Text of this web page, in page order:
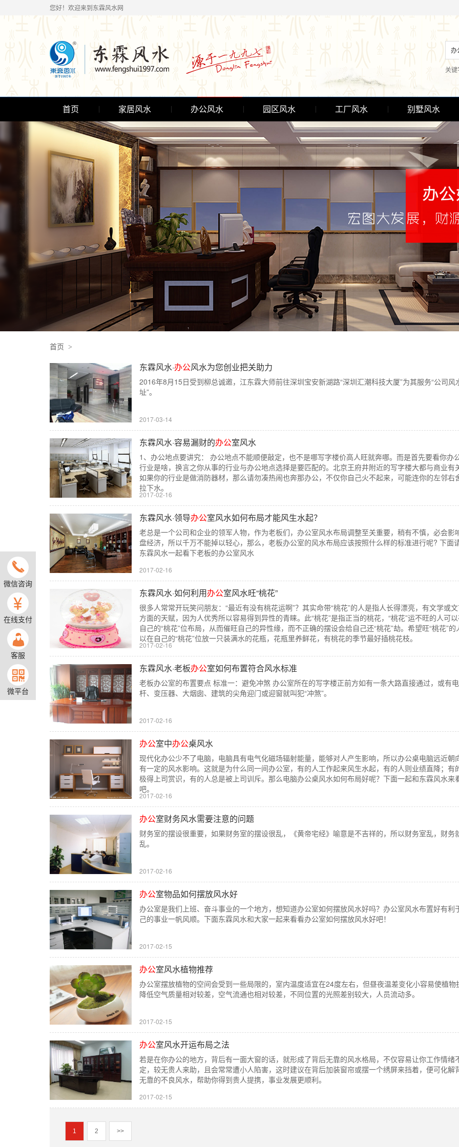
您好！欢迎来到东霖风水网
关键
首页 家居风水 办公风水 园区风水 工厂风水 别墅风水
首页
东霖风水·办公风水为您创业把关助力
2016年8月15日受到柳总诚邀，江东霖大师前往深圳宝安新湖路“深圳汇潮科技大厦”为其服务“公司风
址”。
2017-03-14
东霖风水·容易漏财的办公室风水
1、办公地点要讲究： 办公地点不能顺便敲定，也不是哪写字楼价高人旺就奔哪。而是首先要看你办
行业是啥，换言之你从事的行业与办公地点选择是要匹配的。北京王府井附近的写字楼大都与商业有
如果你的行业是做消防器材，那么请勿凑热闹也奔那办公，不仅你自己火不起来，可能连你的左邻右
拉下水。
2017-02-16
东霖风水·领导办公室风水如何布局才能风生水起？
老总是一个公司和企业的领军人物，作为老板们，办公室风水布局调整至关重要，稍有不慎，必会影
盘经济，所以千万不能掉以轻心，那么，老板办公室的风水布局应该按照什么样的标准进行呢? 下面
东霖风水一起看下老板的办公室风水
2017-02-16
东霖风水·如何利用办公室风水旺“桃花”
很多人常常开玩笑问朋友：“最近有没有桃花运啊”？其实命带“桃花”的人是指人长得漂亮，有文学或
方面的天赋，因为人优秀所以容易得到异性的青睐。此“桃花”是指正当的桃花，“桃花”运不旺的人可
自己的“桃花”位布局，从而催旺自己的异性缘，而不正确的摆设会给自己还“桃花”劫。希望旺“桃花”的
以在自己的“桃花”位放一只装满水的花瓶，花瓶里养鲜花，有桃花的季节最好插桃花枝。
2017-02-16
东霖风水·老板办公室如何布置符合风水标准
老板办公室的布置要点 标准一：避免冲煞 办公室所在的写字楼正前方如有一条大路直接通过，或有电
杆、变压器、大烟囱、建筑的尖角迎门或迎窗就叫犯“冲煞”。
2017-02-16
办公室中办公桌风水
现代化办公少不了电脑，电脑具有电气化磁场辐射能量，能够对人产生影响，所以办公桌电脑远近朝
有一定的风水影响。这就是为什么同一间办公室，有的人工作起来风生水起，有的人则业绩直降；有
极得上司赏识，有的人总是被上司训斥。那么电脑办公桌风水如何布局好呢？下面一起和东霖风水来
吧。
2017-02-16
办公室财务风水需要注意的问题
财务室的摆设很重要，如果财务室的摆设很乱，《黄帝宅经》喻意是不吉祥的，所以财务室乱，财务
乱。
2017-02-16
办公室物品如何摆放风水好
办公室是我们上班、奋斗事业的一个地方，想知道办公室如何摆放风水好吗？办公室风水布置好有利
己的事业一帆风顺。下面东霖风水和大家一起来看看办公室如何摆放风水好吧！
2017-02-15
办公室风水植物推荐
办公室摆放植物的空间会受到一些局限的，室内温度适宜在24度左右，但昼夜温差变化小容易使植物
降低空气质量相对较差，空气流通也相对较差，不同位置的光照差别较大，人员流动多。
2017-02-15
办公室风水开运布局之法
若是在你办公的地方，背后有一面大窗的话，就形成了背后无靠的风水格局，不仅容易让你工作情绪
定，较无贵人来助，且会常常遭小人陷害，这时建议在背后加装窗帘或摆一个绣屏来挡着，便可化解
无靠的不良风水，帮助你得到贵人提携，事业发展更顺利。
2017-02-15
1 2 >>
微信咨询
在线支付
客服
微平台